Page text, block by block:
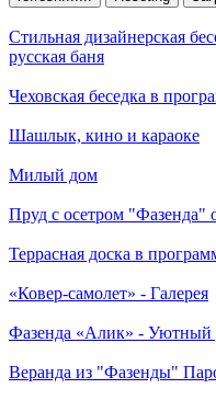
Стильная дизайнерская
русская баня
Чеховская беседка в
Шашлык, кино и караоке
Милый дом
Пруд с осетром "Фазенда"
Террасная доска в
«Ковер-самолет» - Галерея
Фазенда «Алик» - Уютный
Веранда из "Фазенды"